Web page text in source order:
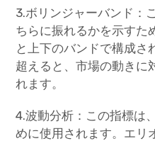
3.ボリンジャーバンド：
ちらに振れるかを示すた
と上下のバンドで構成さ
超えると、市場の動きに
れます。
4.波動分析：この指標は
めに使用されます。エリ